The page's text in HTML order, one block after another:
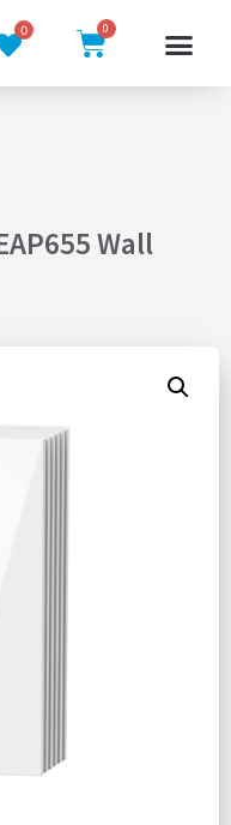
0 0
Wall